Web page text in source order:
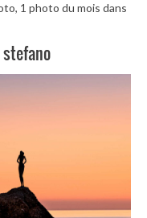
1 photo du mois dans
stefano